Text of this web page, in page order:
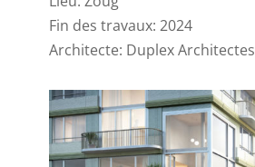
Fin des travaux: 2024
Architecte: Duplex Architectes